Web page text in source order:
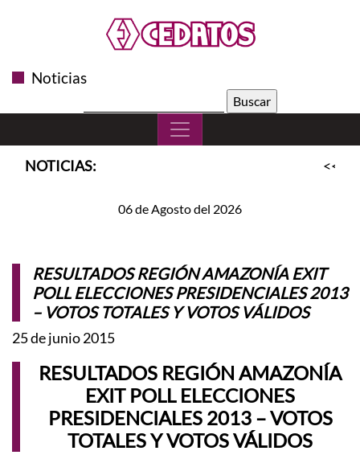
Noticias
NOTICIAS: <<
06 de Agosto del 2026
RESULTADOS REGIÓN AMAZONÍA EXIT
POLL ELECCIONES PRESIDENCIALES 2013
– VOTOS TOTALES Y VOTOS VÁLIDOS
25 de junio 2015
RESULTADOS REGIÓN AMAZONÍA
EXIT POLL ELECCIONES
PRESIDENCIALES 2013 – VOTOS
TOTALES Y VOTOS VÁLIDOS